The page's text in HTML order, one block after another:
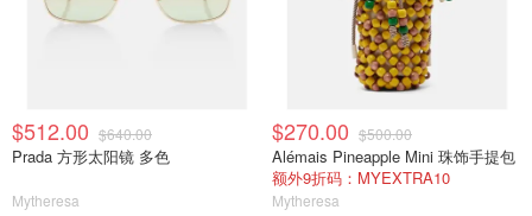
$512.00 $640.00
Prada 方形太阳镜 多色
Mytheresa
$270.00 $500.00
Alémais Pineapple Mini 珠饰手提包
额外9折码：MYEXTRA10
Mytheresa